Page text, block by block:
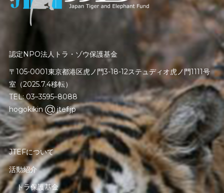
認定NPO法人トラ・ゾウ保護基金
〒105-0001東京都港区虎ノ門3-18-12ステュディオ虎ノ門1111号
室（2025.7.4移転）
TEL: 03–3595–8088
hogokikin
jtef.jp
JTEFについて
活動紹介
トラ保護基金